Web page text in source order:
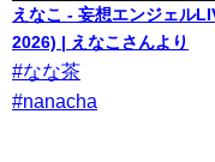
えなこ - 妄想エンジェル
2026) | えなこさんより
#なな茶
#nanacha